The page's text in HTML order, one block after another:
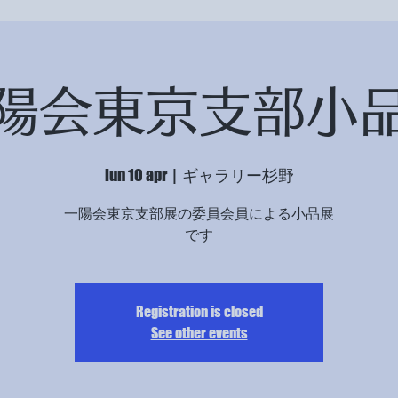
会東京支部小
lun 10 apr
  |
ギャラリー杉野
一陽会東京支部展の委員会員による小品展
です
Registration is closed
See other events